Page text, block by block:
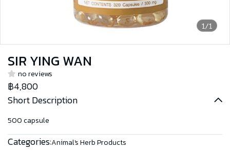
1/1
SIR YING WAN
no reviews
฿4,800
Short Description
500 capsule
Categories:Animal's Herb Products